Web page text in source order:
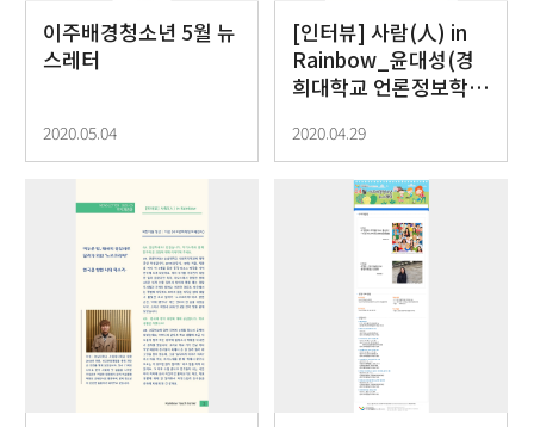
이주배경청소년 5월 뉴
스레터
2020.05.04
[인터뷰] 사람(人) in
Rainbow_윤대성(경
희대학교 언론정보학
2020.04.29